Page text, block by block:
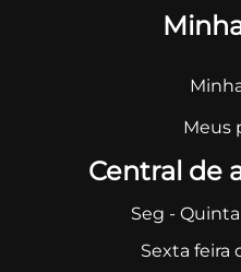
Meus
Central de
Seg -
Sexta feira